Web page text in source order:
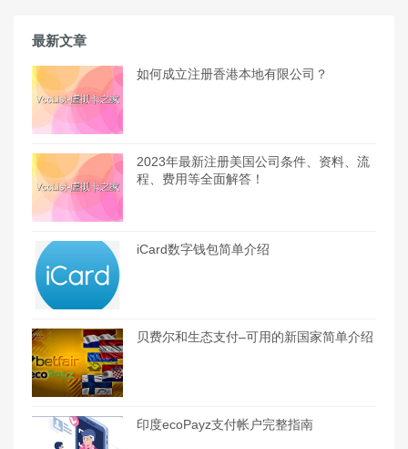
最新文章
如何成立注册香港本地有限公司？
2023年最新注册美国公司条件、资料、流
程、费用等全面解答！
iCard数字钱包简单介绍
贝费尔和生态支付–可用的新国家简单介绍
印度ecoPayz支付帐户完整指南